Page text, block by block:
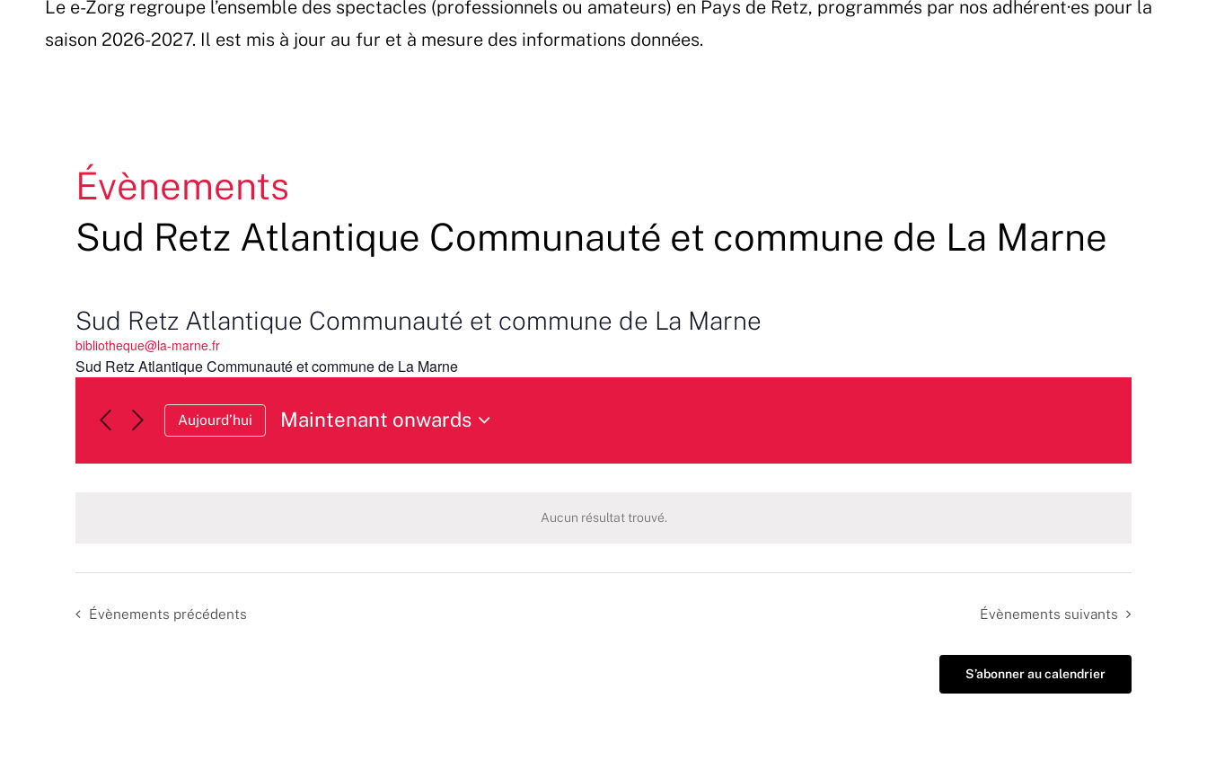
Le e-Zorg regroupe l’ensemble des spectacles (professionnels ou amateurs) en Pays de Retz, programmés par nos adhérent·es pour la
saison 2026-2027. Il est mis à jour au fur et à mesure des informations données.
Aucun résultat trouvé.
Évènements
Sud Retz Atlantique Communauté et commune de La Marne
Sud Retz Atlantique Communauté et commune de La Marne
bibliotheque@la-marne.fr
Sud Retz Atlantique Communauté et commune de La Marne
Aujourd’hui
Maintenant onwards
une
Évènements précédents Évènements suivants
S’abonner au calendrier